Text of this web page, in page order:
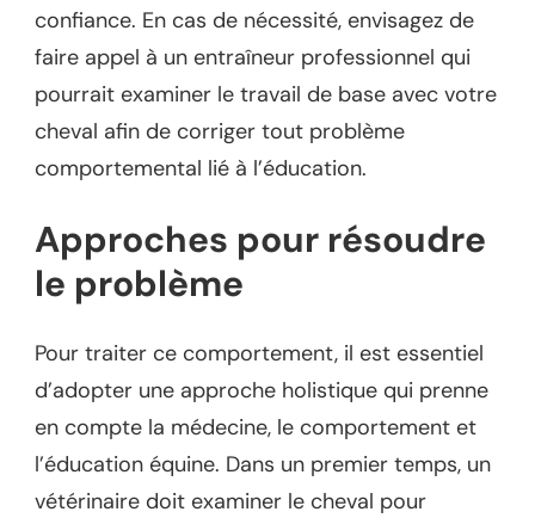
confiance. En cas de nécessité, envisagez de
faire appel à un entraîneur professionnel qui
pourrait examiner le travail de base avec votre
cheval afin de corriger tout problème
comportemental lié à l’éducation.
Approches pour résoudre
le problème
Pour traiter ce comportement, il est essentiel
d’adopter une approche holistique qui prenne
en compte la médecine, le comportement et
l’éducation équine. Dans un premier temps, un
vétérinaire doit examiner le cheval pour